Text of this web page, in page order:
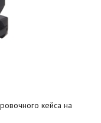
кейса на